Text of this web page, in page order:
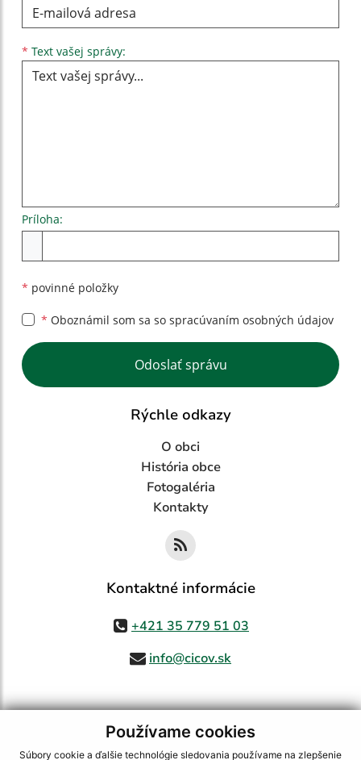
Používame cookies
Súbory cookie a ďalšie technológie sledovania používame na zlepšenie
* Text vašej správy:
Príloha:
* povinné položky
* Oboznámil som sa so spracúvaním osobných údajov
Google reCaptcha Response
Odoslať správu
Rýchle odkazy
O obci
História obce
Fotogaléria
Kontakty
Kontaktné informácie
+421 35 779 51 03
info@cicov.sk
využite možnosť získavania aktuálnych informácií s využitím RSS
CMS systém (redakčný) systém ECHELON 2,
Mapa stránok web portál